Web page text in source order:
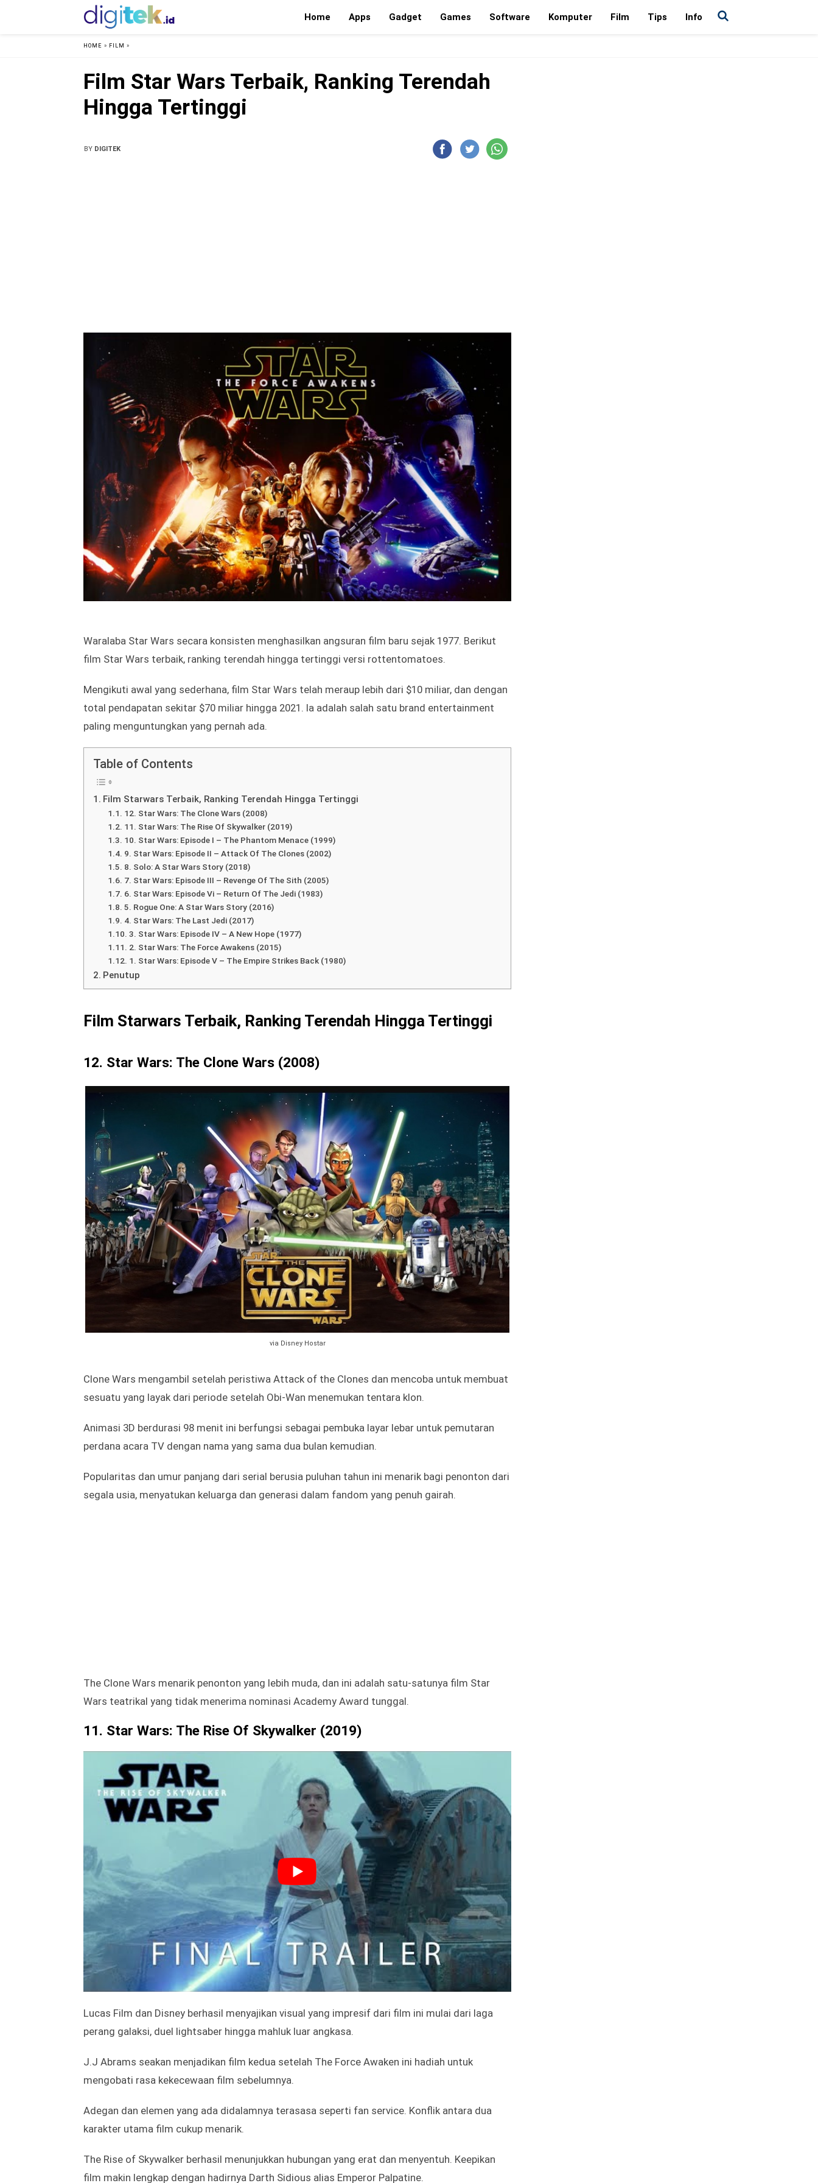
Home Apps Gadget Games Software Komputer Film Tips Info
HOME » FILM »
Film Star Wars Terbaik, Ranking Terendah
Hingga Tertinggi
BY DIGITEK
Waralaba Star Wars secara konsisten menghasilkan angsuran film baru sejak 1977. Berikut
film Star Wars terbaik, ranking terendah hingga tertinggi versi rottentomatoes.
Mengikuti awal yang sederhana, film Star Wars telah meraup lebih dari $10 miliar, dan dengan
total pendapatan sekitar $70 miliar hingga 2021. Ia adalah salah satu brand entertainment
paling menguntungkan yang pernah ada.
Table of Contents
Film Starwars Terbaik, Ranking Terendah Hingga Tertinggi
12. Star Wars: The Clone Wars (2008)
10. Star Wars: Episode I – The Phantom Menace (1999)
9. Star Wars: Episode II – Attack Of The Clones (2002)
7. Star Wars: Episode III – Revenge Of The Sith (2005)
6. Star Wars: Episode Vi – Return Of The Jedi (1983)
4. Star Wars: The Last Jedi (2017)
3. Star Wars: Episode IV – A New Hope (1977)
2. Star Wars: The Force Awakens (2015)
1. Star Wars: Episode V – The Empire Strikes Back (1980)
Penutup
Film Starwars Terbaik, Ranking Terendah Hingga Tertinggi
12. Star Wars: The Clone Wars (2008)
The Clone Wars menarik penonton yang lebih muda, dan ini adalah satu-satunya film Star
Wars teatrikal yang tidak menerima nominasi Academy Award tunggal.
11. Star Wars: The Rise Of Skywalker (2019)